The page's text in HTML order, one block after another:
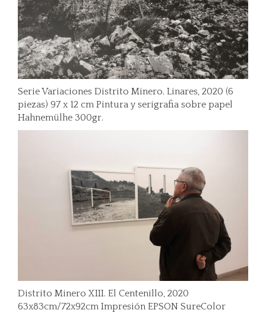
Serie Variaciones Distrito Minero. Linares, 2020 (6
piezas) 97 x 12 cm Pintura y serigrafia sobre papel
Hahnemülhe 300gr.
Distrito Minero XIII. El Centenillo, 2020
63x83cm/72x92cm Impresión EPSON SureColor